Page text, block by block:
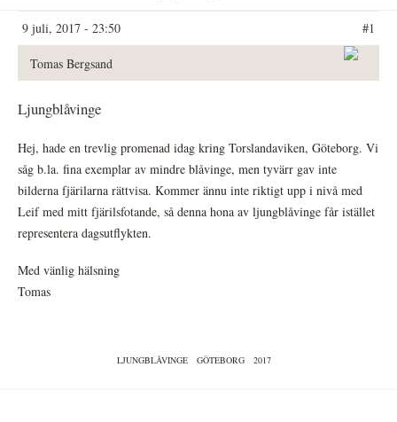
9 juli, 2017 - 23:50 #1
Tomas Bergsand
Ljungblåvinge
Hej, hade en trevlig promenad idag kring Torslandaviken, Göteborg. Vi
såg b.la. fina exemplar av mindre blåvinge, men tyvärr gav inte
bilderna fjärilarna rättvisa. Kommer ännu inte riktigt upp i nivå med
Leif med mitt fjärilsfotande, så denna hona av ljungblåvinge får istället
representera dagsutflykten.
Med vänlig hälsning
Tomas
LJUNGBLÅVINGE GÖTEBORG 2017